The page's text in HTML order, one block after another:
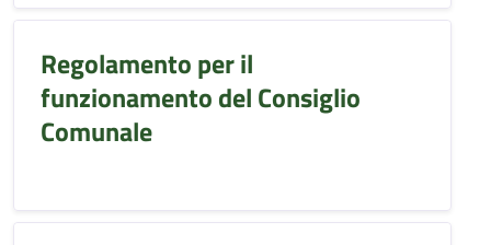
Regolamento per il
funzionamento del Consiglio
Comunale